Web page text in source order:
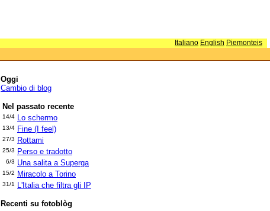
Italiano English Piemonteis
Oggi
Cambio di blog
Nel passato recente
14/4 Lo schermo
13/4 Fine (I feel)
27/3 Rottami
25/3 Perso e tradotto
6/3 Una salita a Superga
15/2 Miracolo a Torino
31/1 L'Italia che filtra gli IP
Recenti su fotoblòg